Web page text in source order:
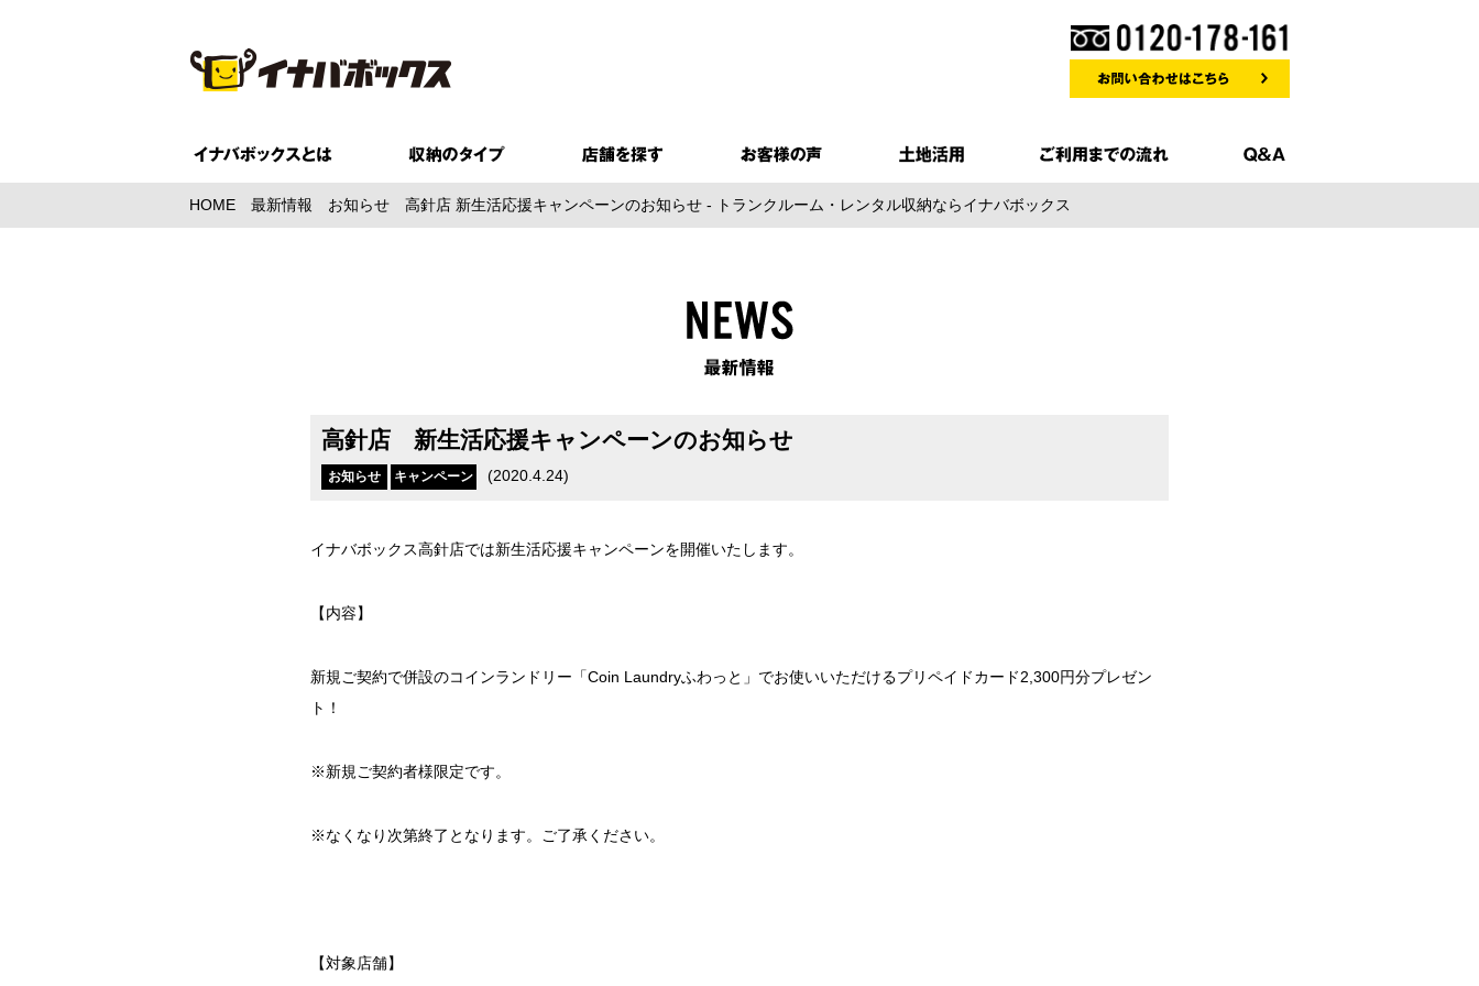
HOME 最新情報 お知らせ 高針店 新生活応援キャンペーンのお知らせ - トランクルーム・レンタル収納ならイナバボックス
高針店 新生活応援キャンペーンのお知らせ
お知らせ キャンペーン (2020.4.24)
イナバボックス高針店では新生活応援キャンペーンを開催いたします。
【内容】
新規ご契約で併設のコインランドリー「Coin Laundryふわっと」でお使いいただけるプリペイドカード2,300円分プレゼン
ト！
※新規ご契約者様限定です。
※なくなり次第終了となります。ご了承ください。
【対象店舗】